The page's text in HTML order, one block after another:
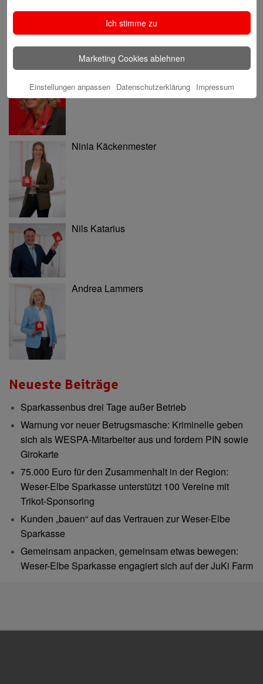
Annette Butzke
Ninia Käckenmester
Nils Katarius
Andrea Lammers
Neueste Beiträge
Sparkassenbus drei Tage außer Betrieb
Warnung vor neuer Betrugsmasche: Kriminelle geben
sich als WESPA-Mitarbeiter aus und fordern PIN sowie
Girokarte
75.000 Euro für den Zusammenhalt in der Region:
Weser-Elbe Sparkasse unterstützt 100 Vereine mit
Trikot-Sponsoring
Kunden „bauen“ auf das Vertrauen zur Weser-Elbe
Sparkasse
Gemeinsam anpacken, gemeinsam etwas bewegen:
Weser-Elbe Sparkasse engagiert sich auf der JuKi Farm
Ich stimme zu
Marketing Cookies ablehnen
Einstellungen anpassen Datenschutzerklärung Impressum